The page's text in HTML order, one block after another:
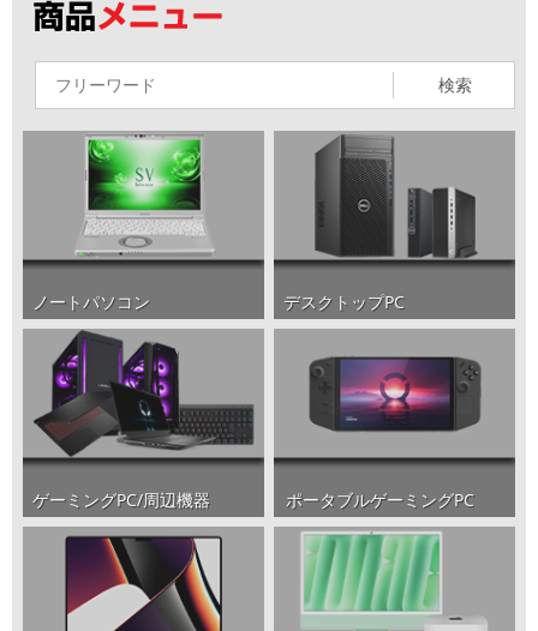
検索
ノートパソコン デスクトップPC
ゲーミングPC/周辺機器 ポータブルゲーミングPC